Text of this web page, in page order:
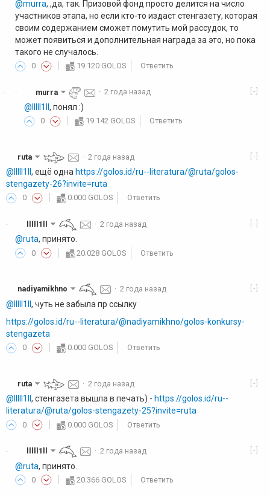
@murra, ,да, так. Призовой фонд просто делится на число
участников этапа, но если кто-то издаст стенгазету, которая
своим содержанием сможет помутить мой рассудок, то
может появиться и дополнительная награда за это, но пока
такого не случалось.
0 19.120 GOLOS Ответить
·
· [-]
murra ·2 года назад
@lllll1ll , понял :)
0 19.142 GOLOS Ответить
[-]
ruta · 2 года назад
@lllll1ll , ещё одна https://golos.id/ru--literatura/@ruta/golos-
stengazety-26?invite=ruta
0 0.000 GOLOS Ответить
· [-]
lllll1ll ·2 года назад
@ruta, принято.
0 20.028 GOLOS Ответить
[-]
nadiyamikhno ·2 года назад
@lllll1ll, чуть не забыла пр ссылку
https://golos.id/ru--literatura/@nadiyamikhno/golos-konkursy-
stengazeta
0 0.000 GOLOS Ответить
[-]
ruta · 2 года назад
@lllll1ll , стенгазета вышла в печать) - https://golos.id/ru--
literatura/@ruta/golos-stengazety-25?invite=ruta
0 0.000 GOLOS Ответить
· [-]
lllll1ll ·2 года назад
@ruta, принято.
0 20.366 GOLOS Ответить